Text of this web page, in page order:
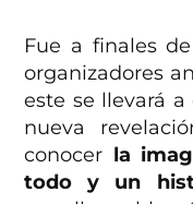
Fue a finales
organizadores
este se llevará
nueva
conocer la
todo y un